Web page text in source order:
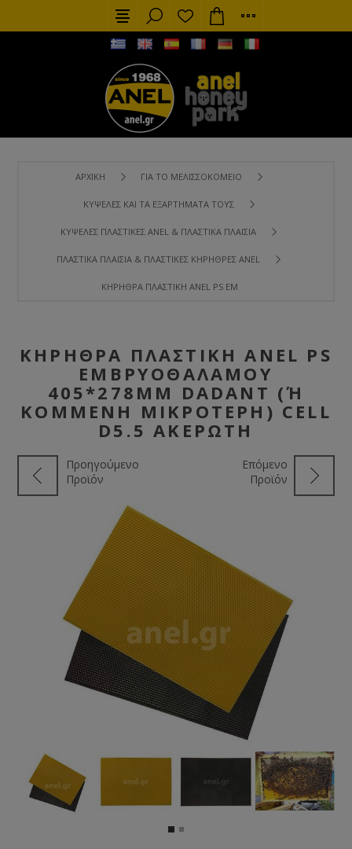
ΑΡΧΙΚΉ ΓΙΑ ΤΟ ΜΕΛΙΣΣΟΚΟΜΕΊΟ
ΚΥΨΈΛΕΣ ΚΑΙ ΤΑ ΕΞΑΡΤΉΜΑΤΑ ΤΟΥΣ
ΚΥΨΈΛΕΣ ΠΛΑΣΤΙΚΈΣ ANEL & ΠΛΑΣΤΙΚΆ ΠΛΑΊΣΙΑ
ΠΛΑΣΤΙΚΆ ΠΛΑΊΣΙΑ & ΠΛΑΣΤΙΚΈΣ ΚΗΡΉΘΡΕΣ ANEL
ΚΗΡΉΘΡΑ ΠΛΑΣΤΙΚΉ ANEL PS ΕΜΒΡΥΟΘΑΛΆΜΟΥ
ΚΗΡΉΘΡΑ ΠΛΑΣΤΙΚΉ ANEL PS
ΕΜΒΡΥΟΘΑΛΆΜΟΥ
405*278MM DADANT (Ή Κ
ΟΜΜΈΝΗ ΜΙΚΡΌΤΕΡΗ) CELL D
5.5 ΑΚΈΡΩΤΗ
Προηγούμενο
Προϊόν
Επόμενο
Προϊόν